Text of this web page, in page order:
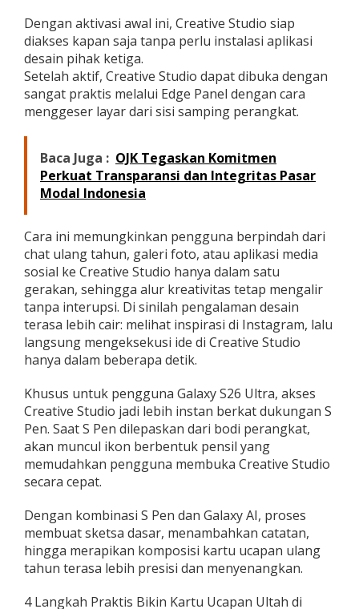
r
i
e
s
Dengan aktivasi awal ini, Creative Studio siap
diakses kapan saja tanpa perlu instalasi aplikasi
desain pihak ketiga.
Setelah aktif, Creative Studio dapat dibuka dengan
sangat praktis melalui Edge Panel dengan cara
menggeser layar dari sisi samping perangkat.
Baca Juga : OJK Tegaskan Komitmen
Perkuat Transparansi dan Integritas Pasar
Modal Indonesia
Cara ini memungkinkan pengguna berpindah dari
chat ulang tahun, galeri foto, atau aplikasi media
sosial ke Creative Studio hanya dalam satu
gerakan, sehingga alur kreativitas tetap mengalir
tanpa interupsi. Di sinilah pengalaman desain
terasa lebih cair: melihat inspirasi di Instagram, lalu
langsung mengeksekusi ide di Creative Studio
hanya dalam beberapa detik.
Khusus untuk pengguna Galaxy S26 Ultra, akses
Creative Studio jadi lebih instan berkat dukungan S
Pen. Saat S Pen dilepaskan dari bodi perangkat,
akan muncul ikon berbentuk pensil yang
memudahkan pengguna membuka Creative Studio
secara cepat.
Dengan kombinasi S Pen dan Galaxy AI, proses
membuat sketsa dasar, menambahkan catatan,
hingga merapikan komposisi kartu ucapan ulang
tahun terasa lebih presisi dan menyenangkan.
4 Langkah Praktis Bikin Kartu Ucapan Ultah di